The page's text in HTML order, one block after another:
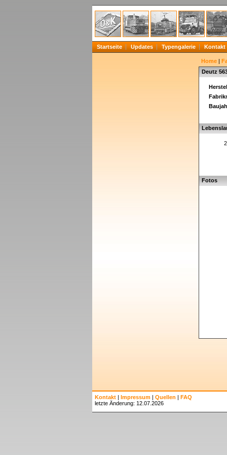
Startseite Updates Typengalerie Kontakt
Home |
Deutz
Fotos
Kontakt | Impressum | Quellen | FAQ
letzte Änderung: 12.07.2026